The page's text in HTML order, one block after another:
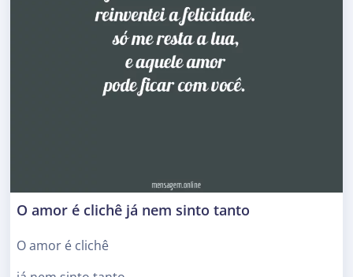
O amor é clichê já nem sinto tanto
O amor é clichê